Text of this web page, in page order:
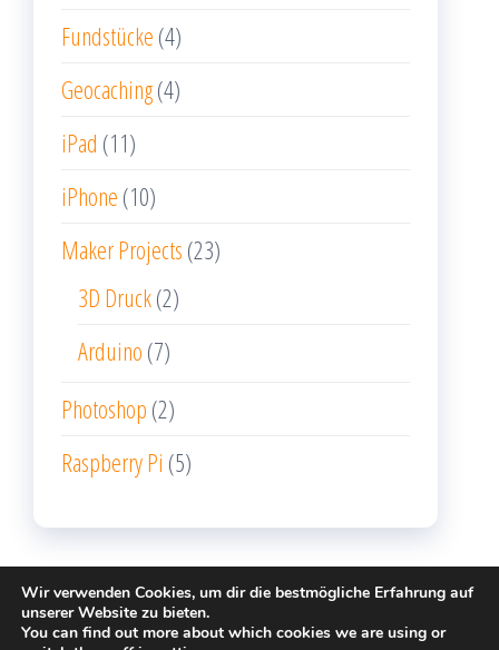
Fundstücke (4)
Geocaching(4)
iPad (11)
iPhone (10)
Maker Projects (23)
3D Druck(2)
Arduino (7)
Photoshop (2)
Raspberry Pi (5)
Stolz präsentiert vonWordPress|Theme:Popularis
Wir verwenden Cookies, um dir die bestmögliche Erfahrung auf
unserer Website zu bieten.
You can find out more about which cookies we are using or